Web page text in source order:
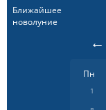
Ближайшее
новолуние
←
Пн
1